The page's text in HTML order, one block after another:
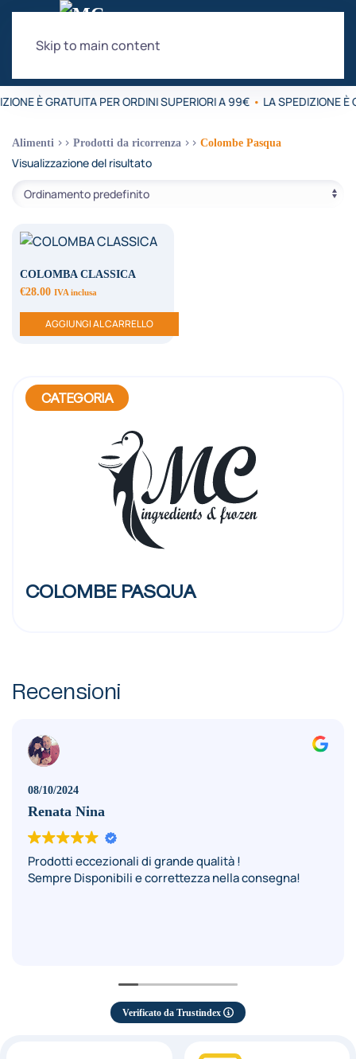
Skip to main content
È GRATUITA PER ORDINI SUPERIORI A 99€ • LA SPEDIZIONE È
Alimenti Prodotti da ricorrenza Colombe Pasqua
Visualizzazione del risultato
COLOMBA CLASSICA
€28.00 IVA inclusa
AGGIUNGI AL CARRELLO
CATEGORIA
COLOMBE PASQUA
Recensioni
Renata Nina
08/10/2024
Prodotti eccezionali di grande qualità !
Sempre Disponibili e correttezza nella consegna!
Verificato da Trustindex